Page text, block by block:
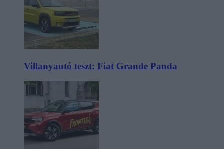
Villanyautó teszt: Fiat Grande Panda